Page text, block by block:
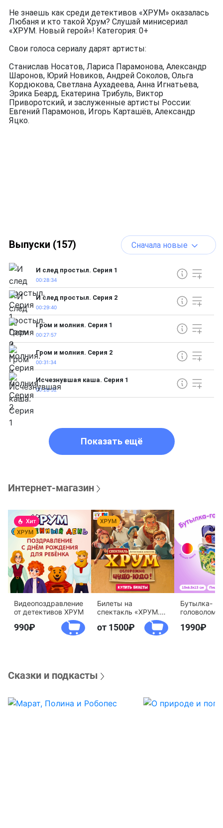
Не знаешь как среди детективов «ХРУМ» оказалась
Любаня и кто такой Хрум? Слушай минисериал
«ХРУМ. Новый герой»! Категория: 0+
Свои голоса сериалу дарят артисты:
Станислав Носатов, Лариса Парамонова, Александр
Шаронов, Юрий Новиков, Андрей Соколов, Ольга
Кордюкова, Светлана Аухадеева, Анна Игнатьева,
Эрика Беард, Екатерина Трибуль, Виктор
Приворотский, и заслуженные артисты России:
Евгений Парамонов, Игорь Карташёв, Александр
Яцко.
Выпуски (157) Сначала новые
И след простыл. Серия 1
00:28:34
И след простыл. Серия 2
00:29:40
Гром и молния. Серия 1
00:27:57
Гром и молния. Серия 2
00:31:34
Исчезнувшая каша. Серия 1
00:28:32
Показать ещё
Интернет-магазин
Видеопоздравление
от детективов ХРУМ
990
Билеты на
спектакль «ХРУМ.
Осторожно, Чудо-
Юдо!»
от 1500
Бутылка-
агентство
1990
Сказки и подкасты